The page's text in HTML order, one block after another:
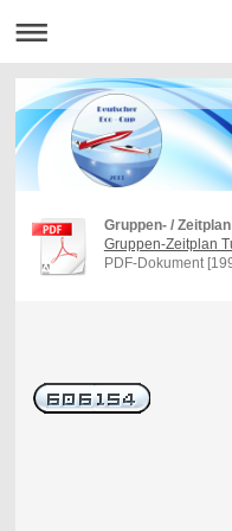
Gruppen- /
Gruppen-Zeitplan
PDF-Dokument